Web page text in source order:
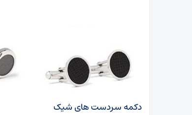
دکمه سردست های شیک